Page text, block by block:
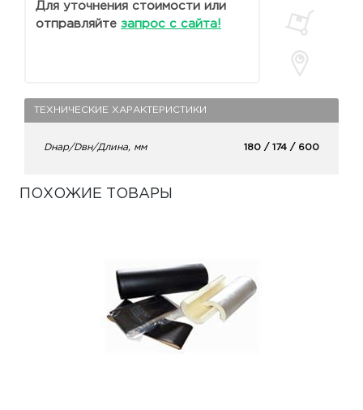
Для уточнения стоимости или
отправляйте запрос с сайта!
ТЕХНИЧЕСКИЕ ХАРАКТЕРИСТИКИ
Dнар/Dвн/Длина, мм 180 / 174 / 600
ПОХОЖИЕ ТОВАРЫ